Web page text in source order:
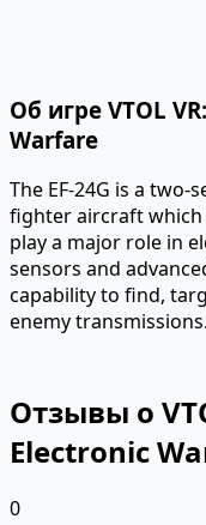
Об игре VTOL
Warfare
The EF-24G is a
fighter aircraft which
play a major role in
sensors and
capability to find,
enemy transmissions.
Отзывы о
Electronic
0